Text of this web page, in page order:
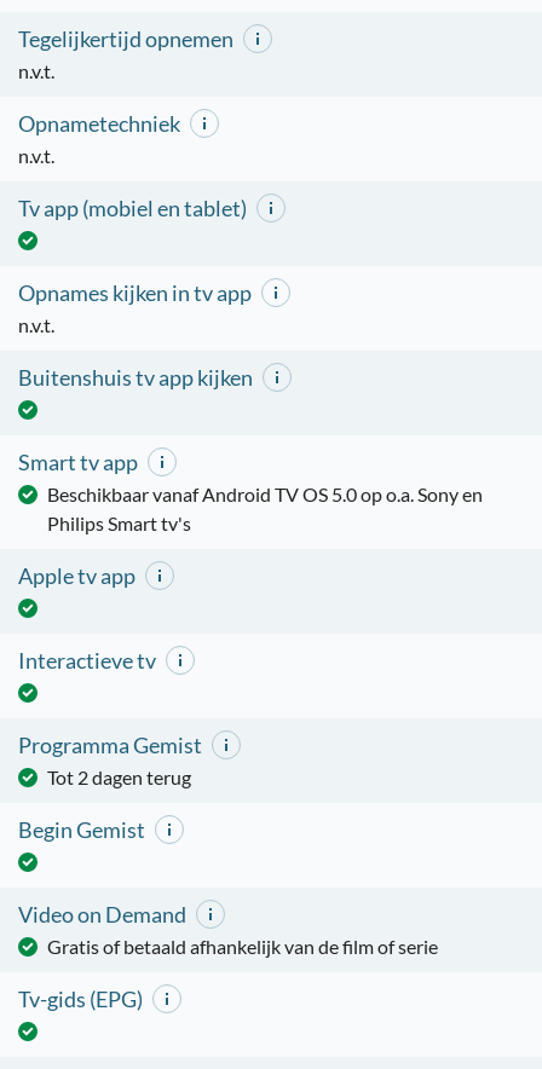
Tegelijkertijd opnemen
n.v.t.
Opnametechniek
n.v.t.
Tv app (mobiel en tablet)
Opnames kijken in tv app
n.v.t.
Buitenshuis tv app kijken
Smart tv app
Beschikbaar vanaf Android TV OS 5.0 op o.a. Sony en
Philips Smart tv's
Apple tv app
Interactieve tv
Programma Gemist
Tot 2 dagen terug
Begin Gemist
Video on Demand
Gratis of betaald afhankelijk van de film of serie
Tv-gids (EPG)